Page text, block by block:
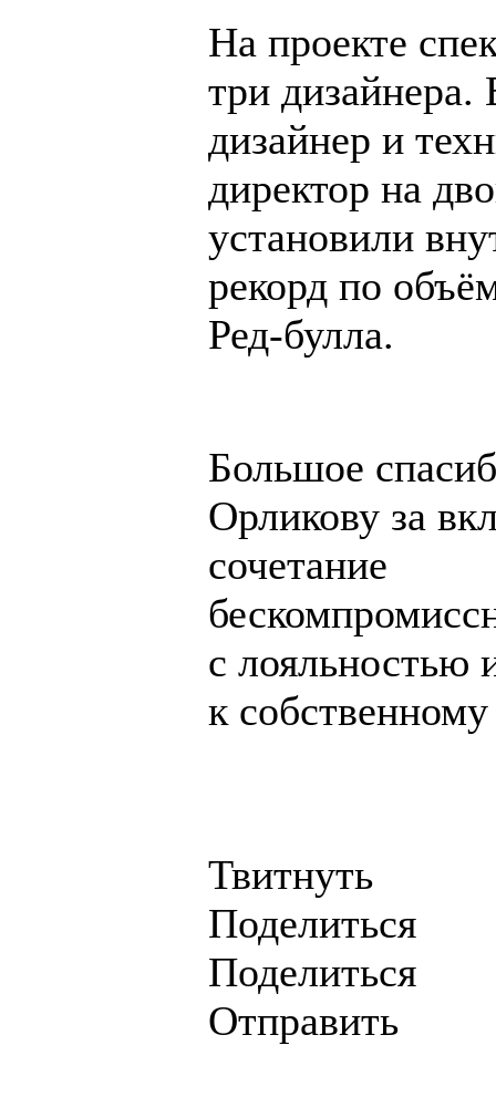
На проекте
три
дизайнер и
директор на
установили
рекорд по
Ред-булла.
Большое
Орликову за
сочетание
с лояльностью
к
Твитнуть
Поделиться
Поделиться
Отправить